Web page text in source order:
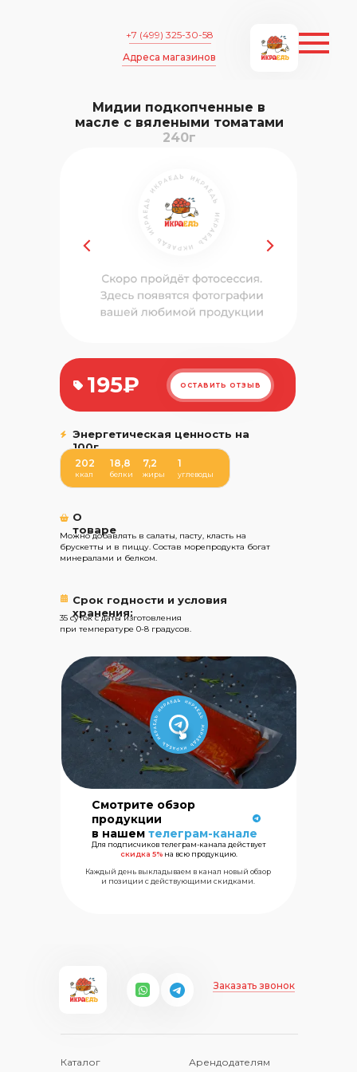
+7 (499) 325-30-58
Адреса магазинов
Смотрите обзор
продукции
в нашем телеграм-канале
Мидии подкопченные в
масле с вялеными томатами
240г
Энергетическая ценность на
100г
О
товаре
Срок годности и условия
хранения:
ккал жиры
белки углеводы
202 7,2
18,8 1
Можно добавлять в салаты, пасту, класть на
брускетты и в пиццу. Состав морепродукта богат
минералами и белком.
35 суток с даты изготовления
при температуре 0-8 градусов.
Для подписчиков телеграм-канала действует
скидка 5% на всю продукцию.
Каждый день выкладываем в канал новый обзор
и позиции с действующими скидками.
195₽ ОСТАВИТЬ ОТЗЫВ
Каталог Арендодателям
Сеть магазинов
морских
деликатесов
Заказать звонок